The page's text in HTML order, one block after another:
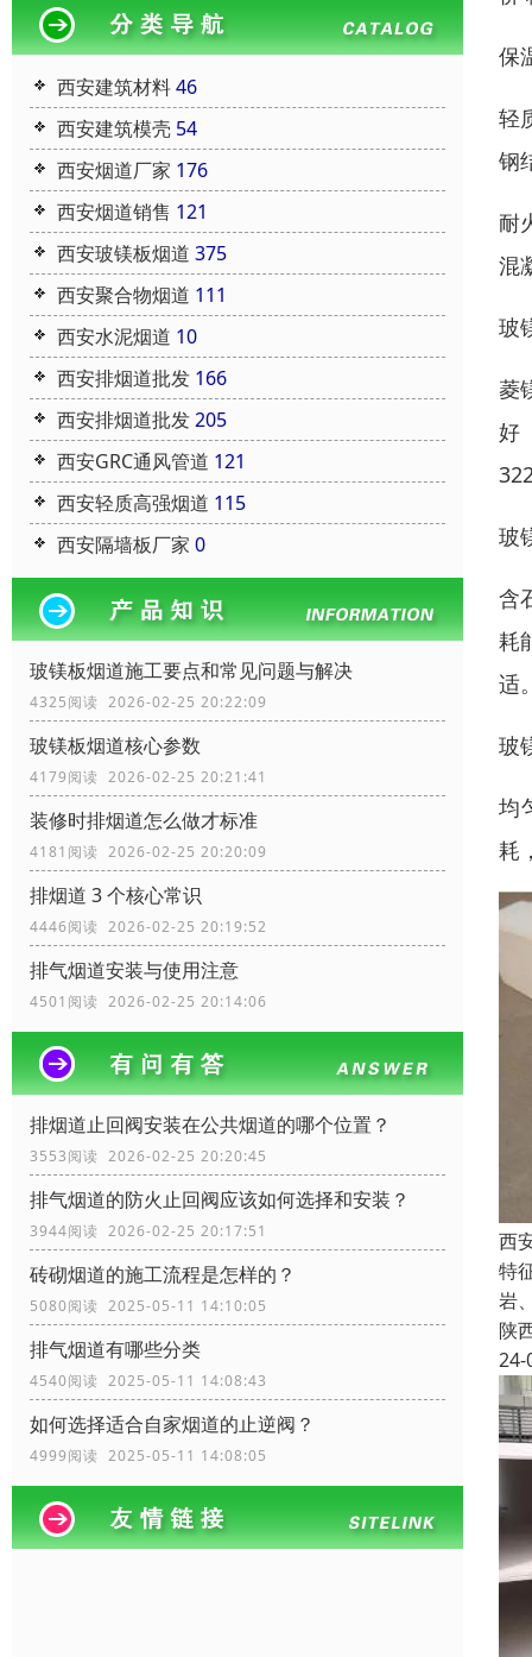
西安建筑材料46
西安建筑模壳 54
西安烟道厂家 176
西安烟道销售 121
西安玻镁板烟道 375
西安聚合物烟道 111
西安水泥烟道 10
西安排烟道批发 166
西安排烟道批发205
西安GRC通风管道 121
西安轻质高强烟道 115
西安隔墙板厂家 0
玻镁板烟道施工要点和常见问题与解决
4325阅读 2026-02-25 20:22:09
玻镁板烟道核心参数
4179阅读 2026-02-25 20:21:41
装修时排烟道怎么做才标准
4181阅读 2026-02-25 20:20:09
排烟道 3 个核心常识
4446阅读 2026-02-25 20:19:52
排气烟道安装与使用注意
4501阅读 2026-02-25 20:14:06
排烟道止回阀安装在公共烟道的哪个位置？
3553阅读 2026-02-25 20:20:45
排气烟道的防火止回阀应该如何选择和安装？
3944阅读 2026-02-25 20:17:51
砖砌烟道的施工流程是怎样的？
5080阅读 2025-05-11 14:10:05
排气烟道有哪些分类
4540阅读 2025-05-11 14:08:43
如何选择适合自家烟道的止逆阀？
4999阅读 2025-05-11 14:08:05
保
轻
钢
耐
混
玻
菱
好
玻
含
耗
适
玻
均
耗
西
特
岩
陕
24-